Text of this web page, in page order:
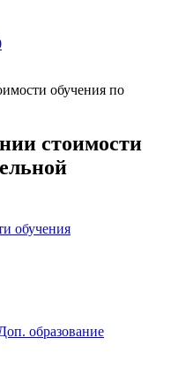
обучения по
стоимости
обучения
образование